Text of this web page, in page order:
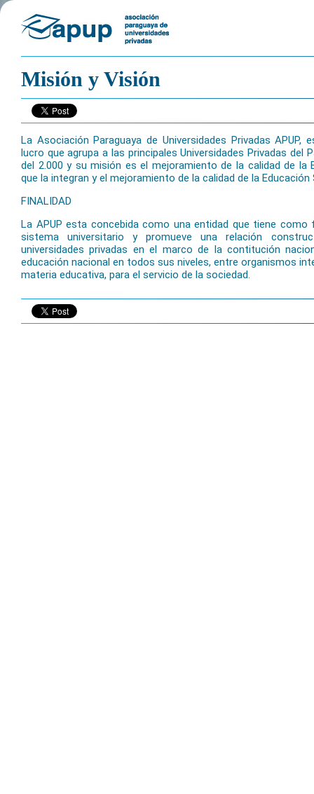
Misión y Visión
La Asociación Paraguaya de Universidades Privadas
lucro que agrupa a las principales Universidades Privadas del
del 2.000 y su misión es el mejoramiento de la calidad de la
que la integran y el mejoramiento de la calidad de la Educación
FINALIDAD
La APUP esta concebida como una entidad que tiene
sistema universitario y promueve una relación
universidades privadas en el marco de la contitución
educación nacional en todos sus niveles, entre organismos
materia educativa, para el servicio de la sociedad.